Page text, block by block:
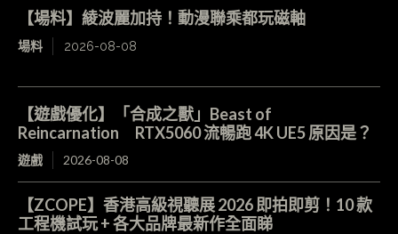
【場料】綾波麗加持！動漫聯乘都玩磁軸
場料 2026-08-08
【遊戲優化】「合成之獸」Beast of
Reincarnation RTX5060 流暢跑 4K UE5 原因是？
遊戲 2026-08-08
【ZCOPE】香港高級視聽展 2026 即拍即剪！10 款
工程機試玩 + 各大品牌最新作全面睇